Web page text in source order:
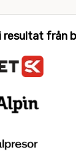
resultat från